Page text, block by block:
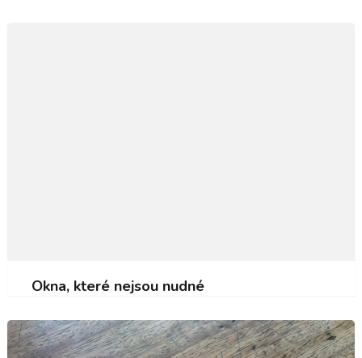
Okna, které nejsou nudné